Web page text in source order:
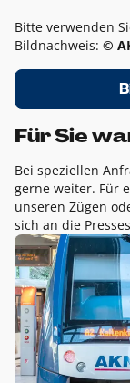
Bitte verwenden
Bildnachweis: ©
Für Sie
Bei speziellen
gerne weiter. Für
unseren Zügen
sich an die